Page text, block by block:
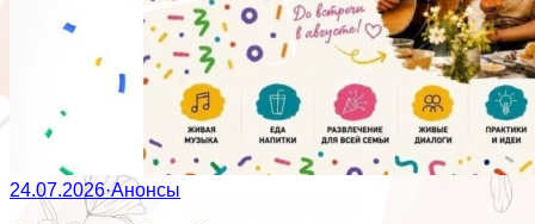
24.07.2026·Анонсы